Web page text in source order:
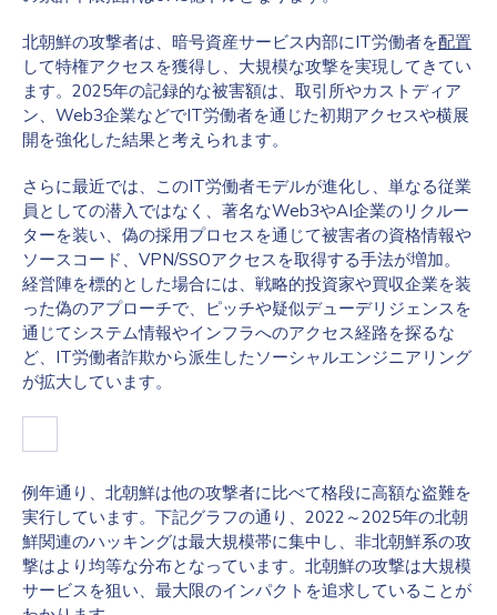
北朝鮮の攻撃者は、暗号資産サービス内部にIT労働者を配置
して特権アクセスを獲得し、大規模な攻撃を実現してきてい
ます。2025年の記録的な被害額は、取引所やカストディア
ン、Web3企業などでIT労働者を通じた初期アクセスや横展
開を強化した結果と考えられます。
さらに最近では、このIT労働者モデルが進化し、単なる従業
員としての潜入ではなく、著名なWeb3やAI企業のリクルー
ターを装い、偽の採用プロセスを通じて被害者の資格情報や
ソースコード、VPN/SSOアクセスを取得する手法が増加。
経営陣を標的とした場合には、戦略的投資家や買収企業を装
った偽のアプローチで、ピッチや疑似デューデリジェンスを
通じてシステム情報やインフラへのアクセス経路を探るな
ど、IT労働者詐欺から派生したソーシャルエンジニアリング
が拡大しています。
例年通り、北朝鮮は他の攻撃者に比べて格段に高額な盗難を
実行しています。下記グラフの通り、2022～2025年の北朝
鮮関連のハッキングは最大規模帯に集中し、非北朝鮮系の攻
撃はより均等な分布となっています。北朝鮮の攻撃は大規模
サービスを狙い、最大限のインパクトを追求していることが